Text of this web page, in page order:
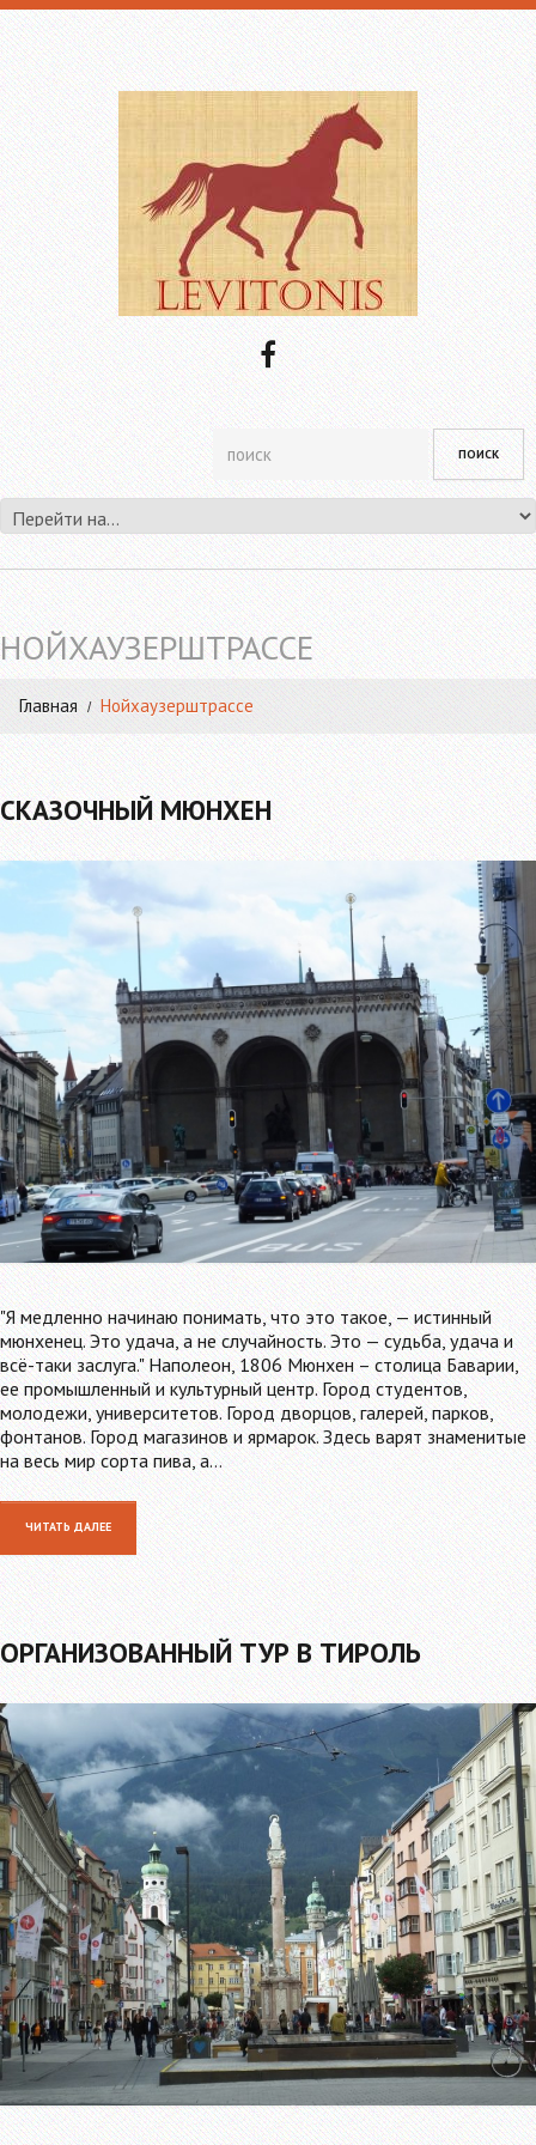
НОЙХАУЗЕРШТРАССЕ
Главная Нойхаузерштрассе
СКАЗОЧНЫЙ МЮНХЕН
"Я медленно начинаю понимать, что это такое, — истинный
мюнхенец. Это удача, а не случайность. Это — судьба, удача и
всё-таки заслуга." Наполеон, 1806 Мюнхен – столица Баварии,
ее промышленный и культурный центр. Город студентов,
молодежи, университетов. Город дворцов, галерей, парков,
фонтанов. Город магазинов и ярмарок. Здесь варят знаменитые
на весь мир сорта пива, а…
ЧИТАТЬ ДАЛЕЕ
ОРГАНИЗОВАННЫЙ ТУР В ТИРОЛЬ